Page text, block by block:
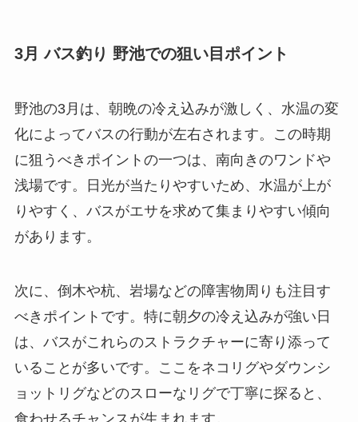
3月 バス釣り 野池での狙い目ポイント
野池の3月は、朝晩の冷え込みが激しく、水温の変
化によってバスの行動が左右されます。この時期
に狙うべきポイントの一つは、南向きのワンドや
浅場です。日光が当たりやすいため、水温が上が
りやすく、バスがエサを求めて集まりやすい傾向
があります。
次に、倒木や杭、岩場などの障害物周りも注目す
べきポイントです。特に朝夕の冷え込みが強い日
は、バスがこれらのストラクチャーに寄り添って
いることが多いです。ここをネコリグやダウンシ
ョットリグなどのスローなリグで丁寧に探ると、